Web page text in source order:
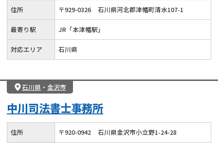
住所 〒929-0326 石川県河北郡津幡町清水107-1
最寄り駅 JR「本津幡駅」
対応エリア 石川県
石川県 ・ 金沢市
中川司法書士事務所
住所 〒920-0942 石川県金沢市小立野1-24-28